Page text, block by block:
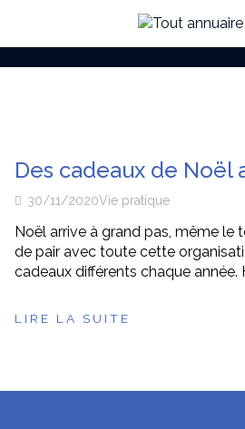
Des cadeaux de Noël
30/11/2020Vie pratique
Noël arrive à grand pas, même le
de pair avec toute cette
cadeaux différents chaque
LIRE LA SUITE